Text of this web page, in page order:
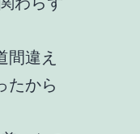
間違え
たから